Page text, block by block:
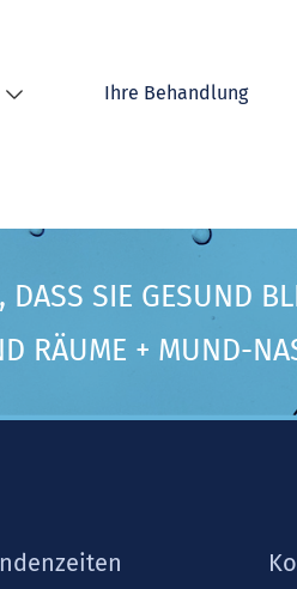
Ihre Behandlung
DASS SIE GESUND
RÄUME + MUND-